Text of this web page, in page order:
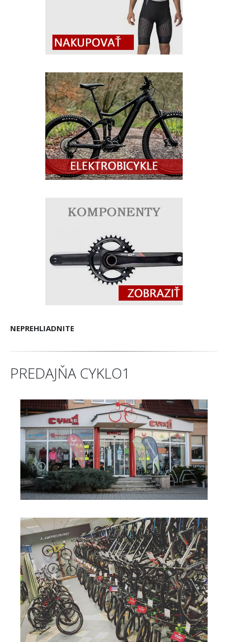
NEPREHLIADNITE
PREDAJŇA CYKLO1